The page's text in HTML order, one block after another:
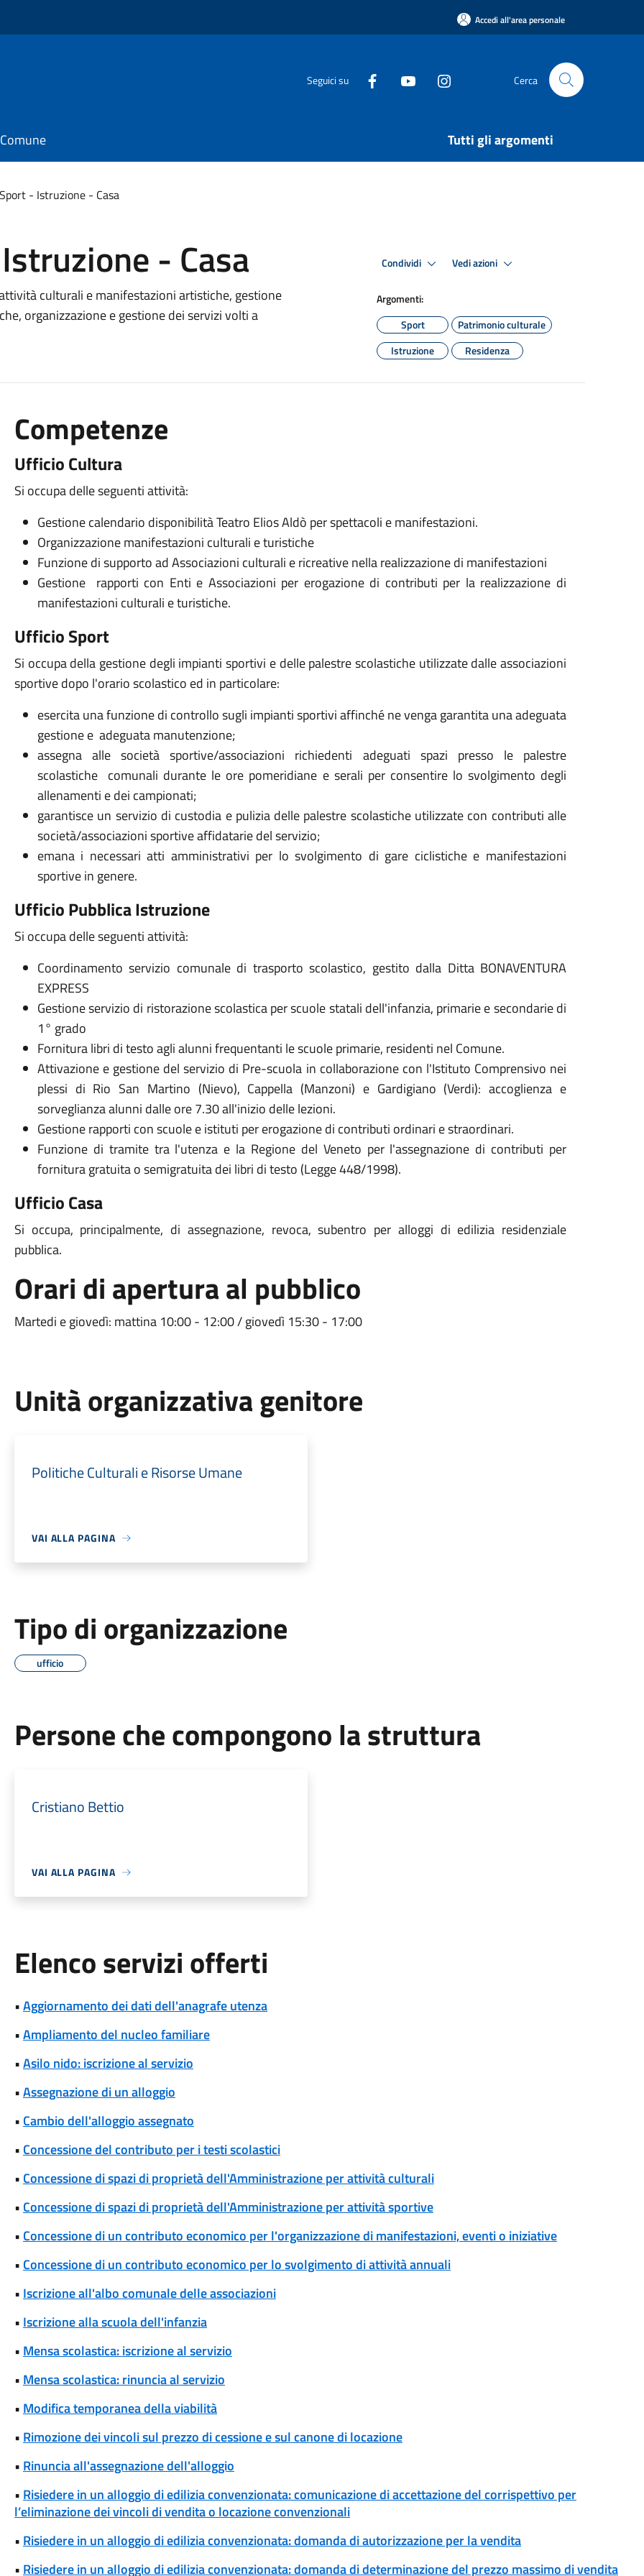
Accedi all'area personale
Seguici su Cerca
Tutti gli argomenti
- Istruzione - Casa
- Casa
culturali e manifestazioni artistiche, gestione
organizzazione e gestione dei servizi volti a
Condividi Vedi azioni
Argomenti:
Sport
Patrimonio culturale
Istruzione
Residenza
Competenze
Ufficio Cultura
Si occupa delle seguenti attività:
Gestione calendario disponibilità Teatro Elios Aldò per spettacoli e manifestazioni.
Organizzazione manifestazioni culturali e turistiche
Funzione di supporto ad Associazioni culturali e ricreative nella realizzazione di manifestazioni
Gestione rapporti con Enti e Associazioni per erogazione di contributi per la realizzazione di
manifestazioni culturali e turistiche.
Ufficio Sport
Si occupa della gestione degli impianti sportivi e delle palestre scolastiche utilizzate dalle associazioni
sportive dopo l'orario scolastico ed in particolare:
esercita una funzione di controllo sugli impianti sportivi affinché ne venga garantita una adeguata
gestione e adeguata manutenzione;
assegna alle società sportive/associazioni richiedenti adeguati spazi presso le palestre
scolastiche comunali durante le ore pomeridiane e serali per consentire lo svolgimento degli
allenamenti e dei campionati;
garantisce un servizio di custodia e pulizia delle palestre scolastiche utilizzate con contributi alle
società/associazioni sportive affidatarie del servizio;
emana i necessari atti amministrativi per lo svolgimento di gare ciclistiche e manifestazioni
sportive in genere.
Ufficio Pubblica Istruzione
Si occupa delle seguenti attività:
Coordinamento servizio comunale di trasporto scolastico, gestito dalla Ditta BONAVENTURA
EXPRESS
Gestione servizio di ristorazione scolastica per scuole statali dell'infanzia, primarie e secondarie di
1° grado
Fornitura libri di testo agli alunni frequentanti le scuole primarie, residenti nel Comune.
Attivazione e gestione del servizio di Pre-scuola in collaborazione con l'Istituto Comprensivo nei
plessi di Rio San Martino (Nievo), Cappella (Manzoni) e Gardigiano (Verdi): accoglienza e
sorveglianza alunni dalle ore 7.30 all'inizio delle lezioni.
Gestione rapporti con scuole e istituti per erogazione di contributi ordinari e straordinari.
Funzione di tramite tra l'utenza e la Regione del Veneto per l'assegnazione di contributi per
fornitura gratuita o semigratuita dei libri di testo (Legge 448/1998).
Ufficio Casa
Si occupa, principalmente, di assegnazione, revoca, subentro per alloggi di edilizia residenziale
pubblica.
Orari di apertura al pubblico
Martedi e giovedì: mattina 10:00 - 12:00 / giovedì 15:30 - 17:00
Unità organizzativa genitore
Politiche Culturali e Risorse Umane
VAI ALLA PAGINA
Tipo di organizzazione
ufficio
Persone che compongono la struttura
Cristiano Bettio
VAI ALLA PAGINA
Elenco servizi offerti
•Aggiornamento dei dati dell'anagrafe utenza
•Ampliamento del nucleo familiare
•Asilo nido: iscrizione al servizio
•Assegnazione di un alloggio
• Cambio dell'alloggio assegnato
• Concessione del contributo per i testi scolastici
• Concessione di spazi di proprietà dell'Amministrazione per attività culturali
• Concessione di spazi di proprietà dell'Amministrazione per attività sportive
• Concessione di un contributo economico per l'organizzazione di manifestazioni, eventi o iniziative
• Concessione di un contributo economico per lo svolgimento di attività annuali
• Iscrizione all'albo comunale delle associazioni
• Iscrizione alla scuola dell'infanzia
• Mensa scolastica: iscrizione al servizio
• Mensa scolastica: rinuncia al servizio
• Modifica temporanea della viabilità
• Rimozione dei vincoli sul prezzo di cessione e sul canone di locazione
• Rinuncia all'assegnazione dell'alloggio
• Risiedere in un alloggio di edilizia convenzionata: comunicazione di accettazione del corrispettivo per
l’eliminazione dei vincoli di vendita o locazione convenzionali
• Risiedere in un alloggio di edilizia convenzionata: domanda di autorizzazione per la vendita
• Risiedere in un alloggio di edilizia convenzionata: domanda di determinazione del prezzo massimo di vendita